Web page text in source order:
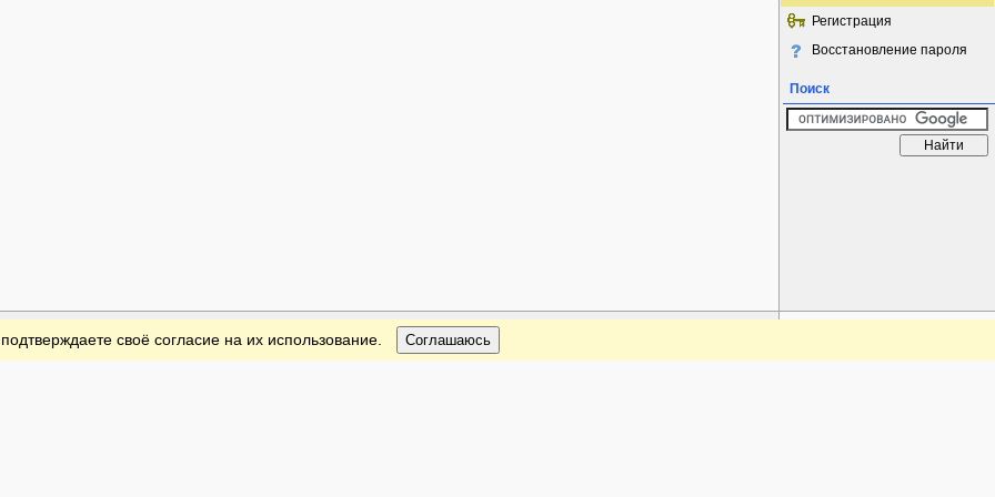
Регистрация
Восстановление пароля
Поиск
своё согласие на их использование. Соглашаюсь